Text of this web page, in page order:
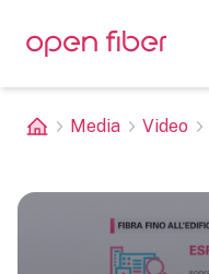
Media Video